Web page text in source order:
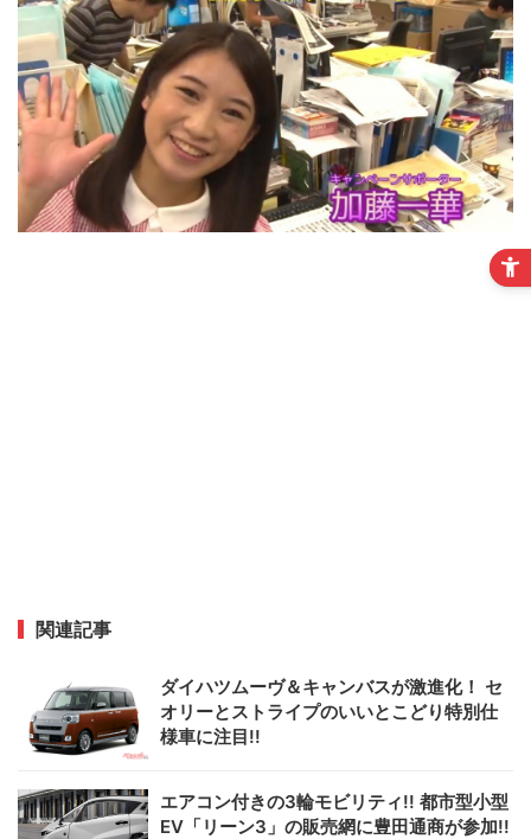
関連記事
ダイハツムーヴ＆キャンバスが激進化！ セ
オリーとストライプのいいとこどり特別仕
様車に注目!!
エアコン付きの3輪モビリティ!! 都市型小型
EV「リーン3」の販売網に豊田通商が参加!!